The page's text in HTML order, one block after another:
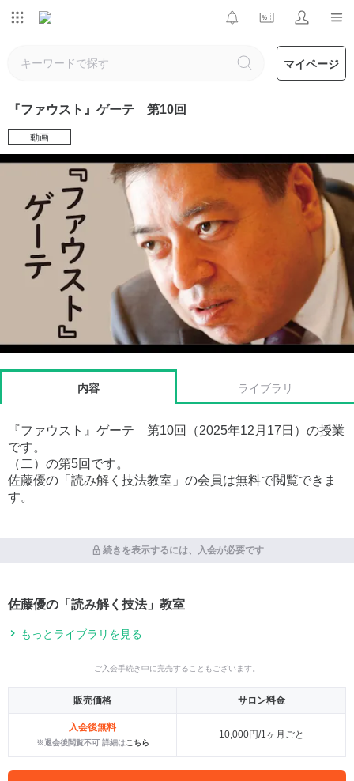
マイページ
『ファウスト』ゲーテ 第10回
動画
内容 ライブラリ
『ファウスト』ゲーテ 第10回（2025年12月17日）の授業
です。
（二）の第5回です。
佐藤優の「読み解く技法教室」の会員は無料で閲覧できま
す。
続きを表示するには、入会が必要です
佐藤優の「読み解く技法」教室
もっとライブラリを見る
ご入会手続き中に完売することもございます。
販売価格 サロン料金
入会後無料
※退会後閲覧不可 詳細はこちら
10,000円/1ヶ月ごと